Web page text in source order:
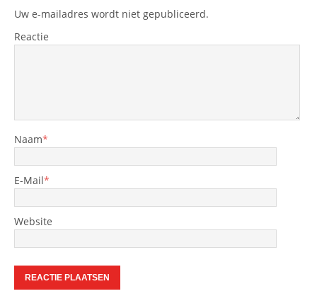
Uw e-mailadres wordt niet gepubliceerd.
Reactie
Naam*
E-Mail*
Website